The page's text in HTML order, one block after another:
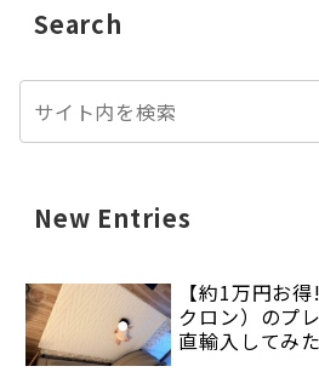
Search
New Entries
【約1万円お
クロン）のプ
直輸入してみた